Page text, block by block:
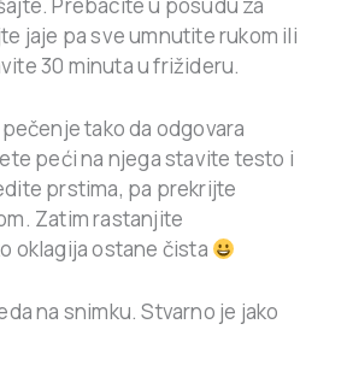
jaje pa sve umnutite rukom ili
30 minuta u frižideru.
tako da odgovara
peći na njega stavite testo i
prstima, pa prekrijte
Zatim rastanjite
oklagija ostane čista
na snimku. Stvarno je jako